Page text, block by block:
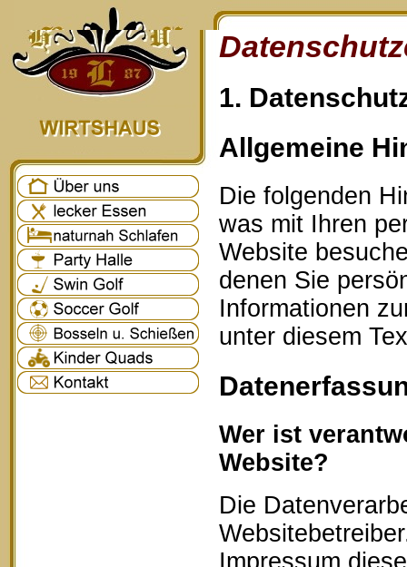
1.
Allgemeine
Die folgenden
was mit Ihren
Website
denen Sie
Informationen
unter diesem
Wer ist
Website?
Die
Impressum